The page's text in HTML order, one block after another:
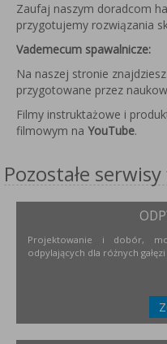
Zaufaj naszym doradcom
przygotujemy rozwiązania
Vademecum spawalnicze:
Na naszej stronie
przygotowane przez
Filmy instruktażowe i
filmowym na YouTube.
Pozostałe
Projektowanie i dobór,
odpylających dla różnych